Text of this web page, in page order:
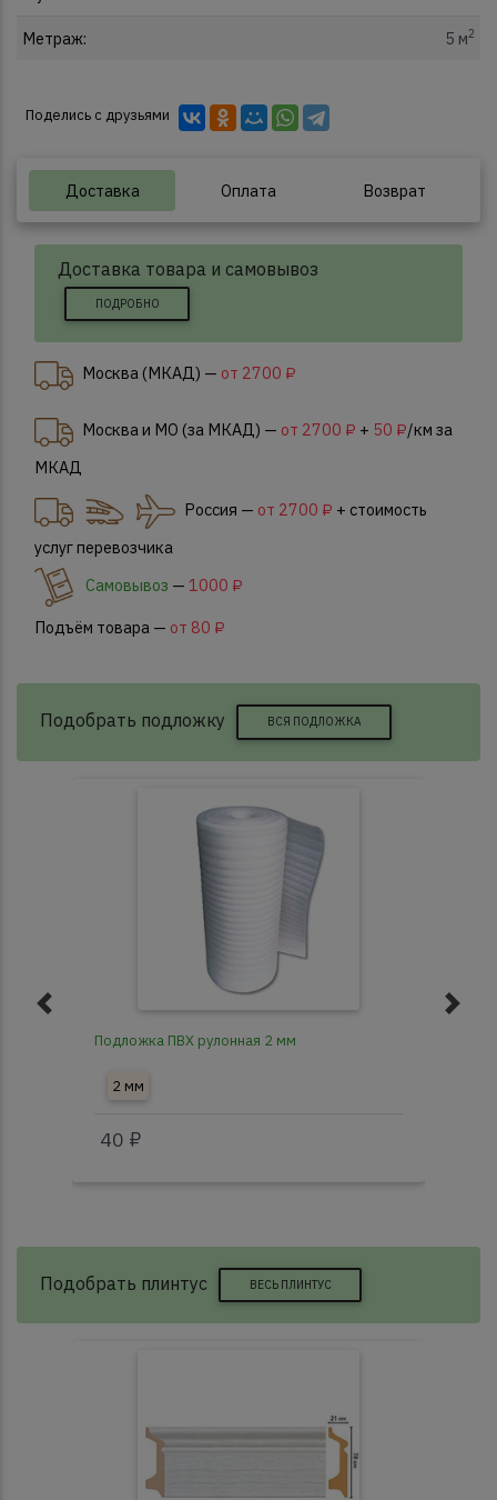
Метраж: 5 м2
Поделись с друзьями
Доставка Оплата Возврат
Доставка товара и самовывоз
ПОДРОБНО
Москва (МКАД) — от 2700 ₽
Москва и МО (за МКАД) — от 2700 ₽ + 50 ₽/км за
МКАД
Россия — от 2700 ₽ + стоимость
услуг перевозчика
Самовывоз — 1000 ₽
Подъём товара — от 80 ₽
Подобрать подложку ВСЯ ПОДЛОЖКА
Подложка ПВХ рулонная 2 мм
2 мм
40 ₽
Подобрать плинтус ВЕСЬ ПЛИНТУС